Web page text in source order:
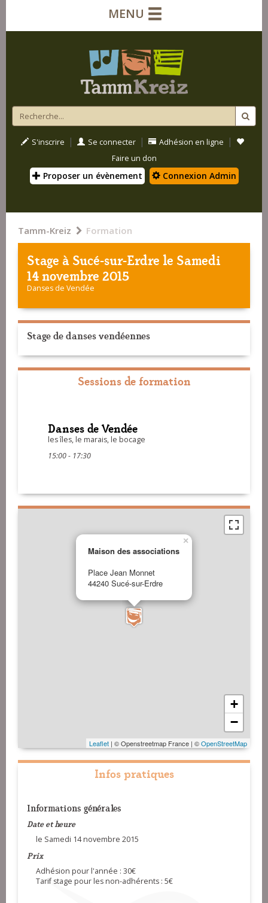
MENU
S'inscrire | Se connecter | Adhésion en ligne |
Faire un don
Proposer un évènement Connexion Admin
Tamm-Kreiz Formation
Stage àSucé-sur-Erdre le Samedi
14 novembre 2015
Danses de Vendée
Stage de danses vendéennes
Sessions de formation
Danses de Vendée
les îles, le marais, le bocage
15:00 - 17:30
Maison des associations
Place Jean Monnet
44240 Sucé-sur-Erdre
×
+
−
Leaflet | © Openstreetmap France | ©OpenStreetMap
Infos pratiques
Informations générales
Date et heure
le Samedi 14 novembre 2015
Prix
Adhésion pour l'année : 30€
Tarif stage pour les non-adhérents : 5€